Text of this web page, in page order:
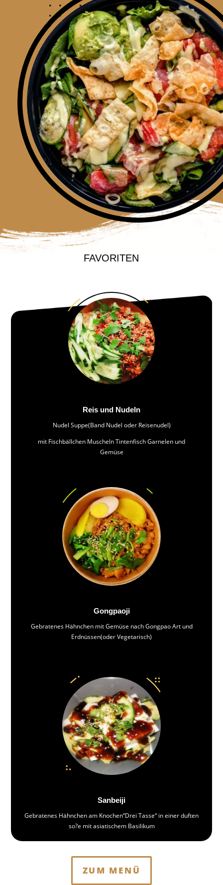
FAVORITEN
Reis und Nudeln
Nudel Suppe(Band Nudel oder Reisenudel)
mit Fischbällchen Muscheln Tintenfisch Garnelen und
Gemüse
Gongpaoji
Gebratenes Hähnchen mit Gemüse nach Gongpao Art und
Erdnüssen(oder Vegetarisch)
Sanbeiji
Gebratenes Hähnchen am Knochen“Drei Tasse“ in einer duften
so?e mit asiatischem Basilikum
ZUM MENÜ